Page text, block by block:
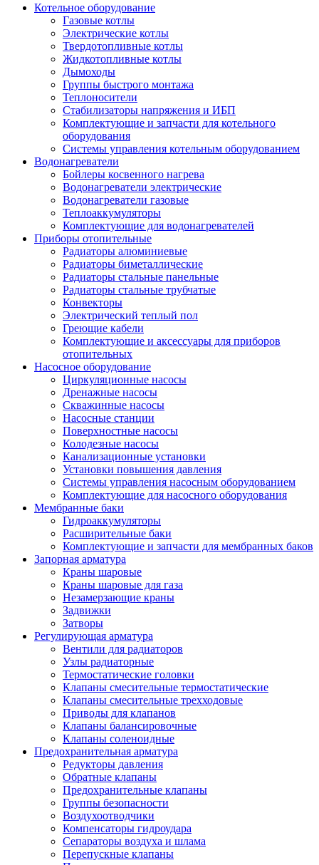
Котельное оборудование
Газовые котлы
Электрические котлы
Твердотопливные котлы
Жидкотопливные котлы
Дымоходы
Группы быстрого монтажа
Теплоносители
Стабилизаторы напряжения и ИБП
Комплектующие и запчасти для котельного
оборудования
Системы управления котельным оборудованием
Водонагреватели
Бойлеры косвенного нагрева
Водонагреватели электрические
Водонагреватели газовые
Теплоаккумуляторы
Комплектующие для водонагревателей
Приборы отопительные
Радиаторы алюминиевые
Радиаторы биметаллические
Радиаторы стальные панельные
Радиаторы стальные трубчатые
Конвекторы
Электрический теплый пол
Греющие кабели
Комплектующие и аксессуары для приборов
отопительных
Насосное оборудование
Циркуляционные насосы
Дренажные насосы
Скважинные насосы
Насосные станции
Поверхностные насосы
Колодезные насосы
Канализационные установки
Установки повышения давления
Системы управления насосным оборудованием
Комплектующие для насосного оборудования
Мембранные баки
Гидроаккумуляторы
Расширительные баки
Комплектующие и запчасти для мембранных баков
Запорная арматура
Краны шаровые
Краны шаровые для газа
Незамерзающие краны
Задвижки
Затворы
Регулирующая арматура
Вентили для радиаторов
Узлы радиаторные
Термостатические головки
Клапаны смесительные термостатические
Клапаны смесительные трехходовые
Приводы для клапанов
Клапаны балансировочные
Клапаны соленоидные
Предохранительная арматура
Редукторы давления
Обратные клапаны
Предохранительные клапаны
Группы безопасности
Воздухоотводчики
Компенсаторы гидроудара
Сепараторы воздуха и шлама
Перепускные клапаны